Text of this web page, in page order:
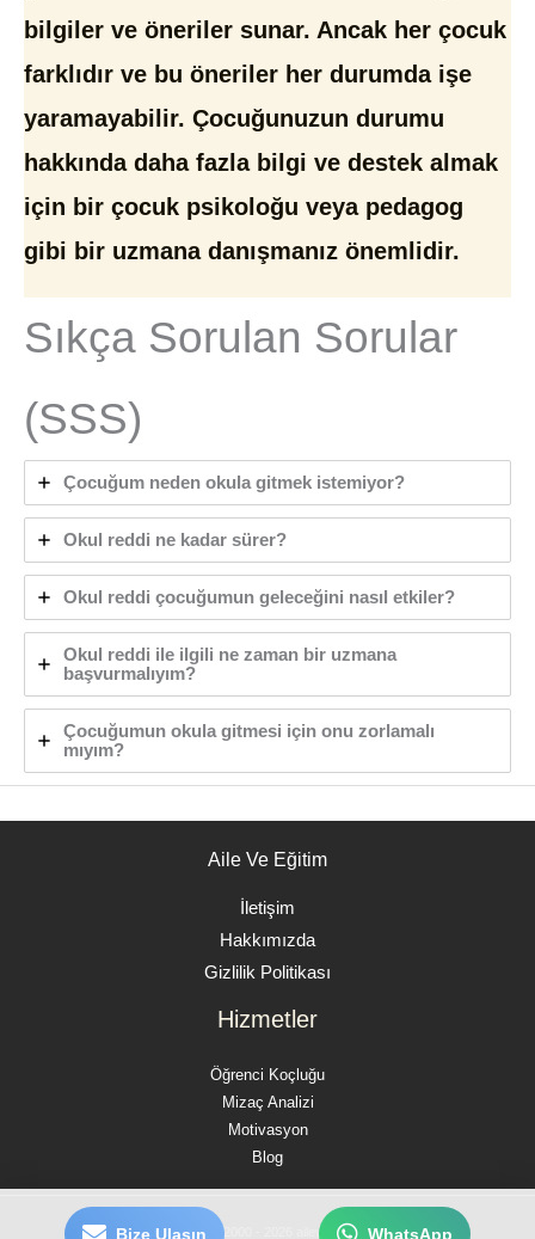
bilgiler ve öneriler sunar. Ancak her çocuk
farklıdır ve bu öneriler her durumda işe
yaramayabilir. Çocuğunuzun durumu
hakkında daha fazla bilgi ve destek almak
için bir çocuk psikoloğu veya pedagog
gibi bir uzmana danışmanız önemlidir.
Sıkça Sorulan Sorular
(SSS)
Çocuğum neden okula gitmek istemiyor?
Okul reddi ne kadar sürer?
Okul reddi çocuğumun geleceğini nasıl etkiler?
Okul reddi ile ilgili ne zaman bir uzmana
başvurmalıyım?
Çocuğumun okula gitmesi için onu zorlamalı
mıyım?
Aile Ve Eğitim
İletişim
Hakkımızda
Gizlilik Politikası
Hizmetler
Öğrenci Koçluğu
Mizaç Analizi
Motivasyon
Blog
Copyright © 2000 - 2026 ailevegitim.com
Bize Ulaşın WhatsApp